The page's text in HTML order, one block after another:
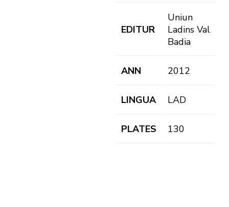
EDITUR
Uniun
Ladins Val
Badia
ANN 2012
LINGUA LAD
PLATES 130